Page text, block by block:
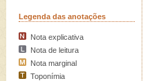
Legenda das anotações
Nota explicativa
Nota de leitura
Nota marginal
Toponímia